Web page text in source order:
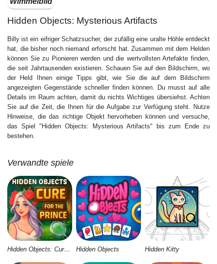
Hidden Objects: Mysterious Artifacts
Billy ist ein eifriger Schatzsucher, der zufällig eine uralte Höhle entdeckt
hat, die bisher noch niemand erforscht hat. Zusammen mit dem Helden
können Sie zu Pionieren werden und die wertvollsten Artefakte finden,
die seit Jahrtausenden existieren. Schauen Sie auf den Bildschirm, wo
der Held Ihnen einige Tipps gibt, wie Sie die auf dem Bildschirm
angezeigten Gegenstände schneller finden können. Du musst auf alle
Details im Raum achten, damit du nichts Wichtiges übersiehst. Achten
Sie auf die Zeit, die Ihnen für die Aufgabe zur Verfügung steht. Nutze
Hinweise, die das richtige Objekt hervorheben können und versuche,
das Spiel "Hidden Objects: Mysterious Artifacts" bis zum Ende zu
bestehen.
Verwandte spiele
Hidden Objects: Cure for the Prince Hidden Objects Hidden Kitty